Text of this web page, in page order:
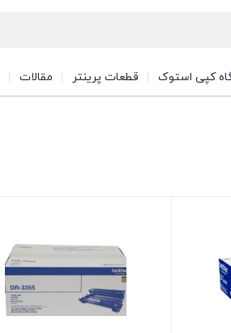
کپی استوک قطعات پرینتر مقالات